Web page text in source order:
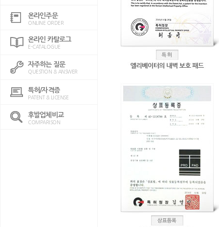
온라인주문
ONLINE ORDER
온라인 카탈로그
E-CATALOGUE
자주하는 질문
QUESTION & ANSWER
특허/자격증
PATENT & LICENSE
후발업체비교
COMPARISON